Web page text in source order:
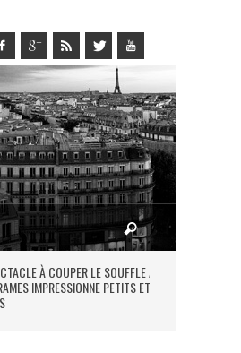
À COUPER LE SOUFFLE AU
IMPRESSIONNE PETITS ET